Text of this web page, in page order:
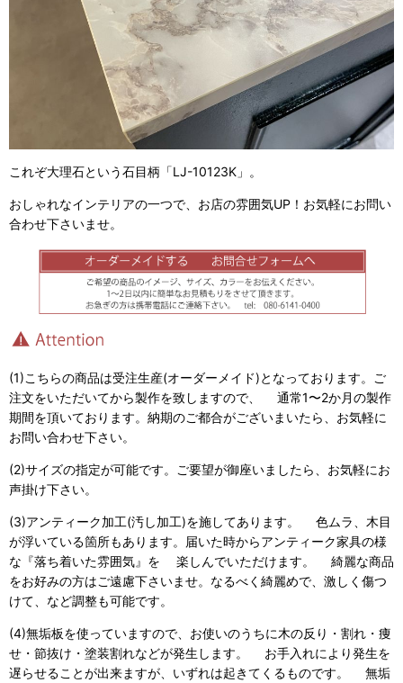
これぞ大理石という石目柄「LJ-10123K」。
おしゃれなインテリアの一つで、お店の雰囲気UP！お気軽にお問い
合わせ下さいませ。
(1)こちらの商品は受注生産(オーダーメイド)となっております。ご
注文をいただいてから製作を致しますので、 通常1〜2か月の製作
期間を頂いております。納期のご都合がございまいたら、お気軽に
お問い合わせ下さい。
(2)サイズの指定が可能です。ご要望が御座いましたら、お気軽にお
声掛け下さい。
(3)アンティーク加工(汚し加工)を施してあります。 色ムラ、木目
が浮いている箇所もあります。届いた時からアンティーク家具の様
な『落ち着いた雰囲気』を 楽しんでいただけます。 綺麗な商品
をお好みの方はご遠慮下さいませ。なるべく綺麗めで、激しく傷つ
けて、など調整も可能です。
(4)無垢板を使っていますので、お使いのうちに木の反り・割れ・痩
せ・節抜け・塗装割れなどが発生します。 お手入れにより発生を
遅らせることが出来ますが、いずれは起きてくるものです。 無垢